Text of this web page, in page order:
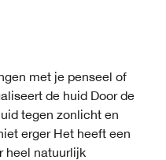
met je penseel of
de huid Door de
tegen zonlicht en
erger Het heeft een
heel natuurlijk